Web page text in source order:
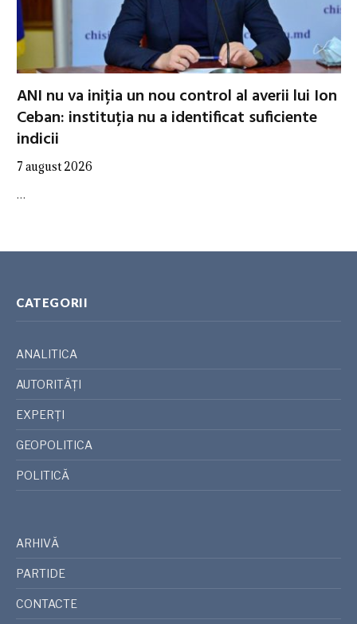
ANI nu va iniția un nou control al averii lui Ion
Ceban: instituția nu a identificat suficiente
indicii
7 august 2026
…
CATEGORII
ANALITICA
AUTORITĂȚI
EXPERȚI
GEOPOLITICA
POLITICĂ
ARHIVĂ
PARTIDE
CONTACTE